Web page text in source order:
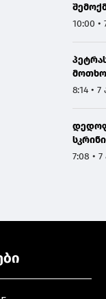
10:00
8:14 •
7:08 •